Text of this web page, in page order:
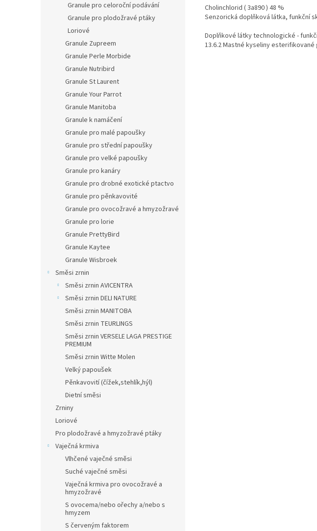
Granule pro celoroční podávání
Granule pro plodožravé ptáky
Loriové
Granule Zupreem
Granule Perle Morbide
Granule Nutribird
Granule St Laurent
Granule Your Parrot
Granule Manitoba
Granule k namáčení
Granule pro malé papoušky
Granule pro střední papoušky
Granule pro velké papoušky
Granule pro kanáry
Granule pro drobné exotické ptactvo
Granule pro pěnkavovité
Granule pro ovocožravé a hmyzožravé
Granule pro lorie
Granule PrettyBird
Granule Kaytee
Granule Wisbroek
Směsi zrnin
Směsi zrnin AVICENTRA
Směsi zrnin DELI NATURE
Směsi zrnin MANITOBA
Směsi zrnin TEURLINGS
Směsi zrnin VERSELE LAGA PRESTIGE
PREMIUM
Směsi zrnin Witte Molen
Velký papoušek
Pěnkavovití (čížek,stehlík,hýl)
Dietní směsi
Zrniny
Loriové
Pro plodožravé a hmyzožravé ptáky
Vaječná krmiva
Vlhčené vaječné směsi
Suché vaječné směsi
Vaječná krmiva pro ovocožravé a
hmyzožravé
S ovocema/nebo ořechy a/nebo s
hmyzem
S červeným faktorem
Cholinchlorid ( 3a890 ) 48 %
Senzorická doplňková látka, funkční
Doplňkové látky technologické -
13.6.2 Mastné kyseliny